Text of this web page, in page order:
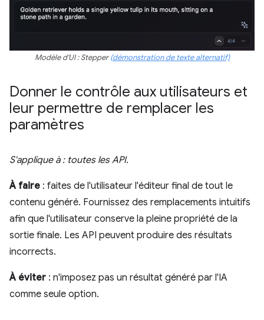
Modèle d'UI : Stepper(démonstration de texte alternatif)
Donner le contrôle aux utilisateurs et
leur permettre de remplacer les
paramètres
S'applique à : toutes les API.
À faire : faites de l'utilisateur l'éditeur final de tout le
contenu généré. Fournissez des remplacements intuitifs
afin que l'utilisateur conserve la pleine propriété de la
sortie finale. Les API peuvent produire des résultats
incorrects.
À éviter : n'imposez pas un résultat généré par l'IA
comme seule option.